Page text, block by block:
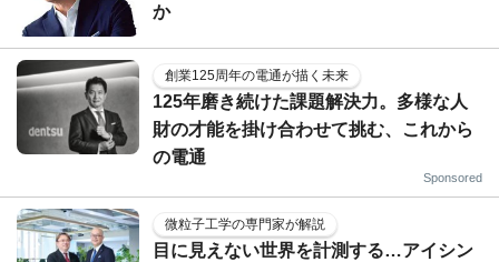
か
創業125周年の電通が描く未来
125年磨き続けた課題解決力。多様な人
財の才能を掛け合わせて挑む、これから
の電通
Sponsored
微粒子工学の専門家が解説
目に見えない世界を計測する…アイシン